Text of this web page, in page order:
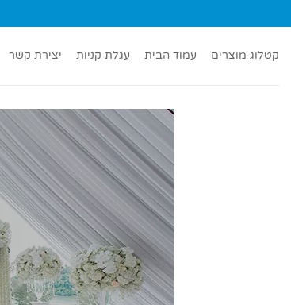
to
קטלוג מוצרים עמוד הבית עגלת קניות יצירת קשר